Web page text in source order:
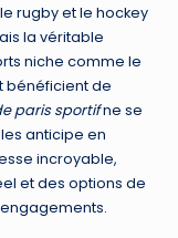
rugby et le hockey
la véritable
niche comme le
bénéficient de
paris sportifne se
anticipe en
incroyable,
et des options de